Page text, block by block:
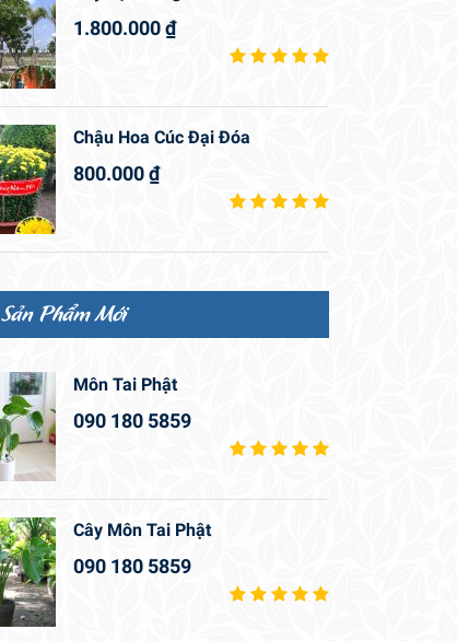
1.800.000₫
Chậu Hoa Cúc Đại Đóa
800.000₫
Sản Phẩm Mới
Môn Tai Phật
090 180 5859
Cây Môn Tai Phật
090 180 5859